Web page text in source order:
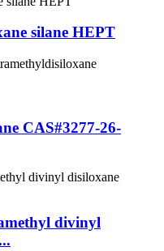
silane HEPT
CAS#3277-26-
divinyl